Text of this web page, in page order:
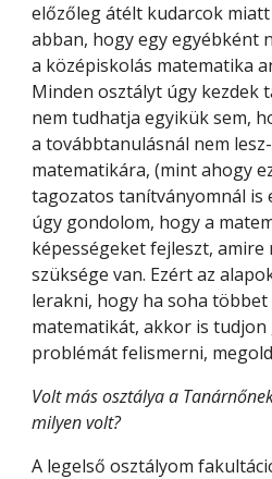
előzőleg átélt kudarcok
abban, hogy egy egyébként
a középiskolás matematika
Minden osztályt úgy kezdek
nem tudhatja egyikük sem,
a továbbtanulásnál nem
matematikára, (mint ahogy
tagozatos tanítványomnál is
úgy gondolom, hogy a
képességeket fejleszt,
szüksége van. Ezért az
lerakni, hogy ha soha
matematikát, akkor is
problémát felismerni,
Volt más osztálya a
milyen volt?
A legelső osztályom